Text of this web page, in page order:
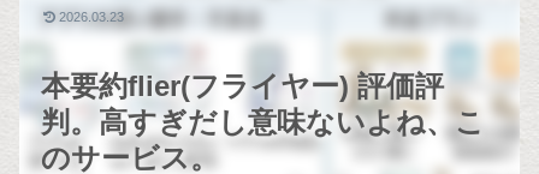
本要約flier(フライヤー) 評価評
判。高すぎだし意味ないよね、こ
のサービス。
2026.03.23